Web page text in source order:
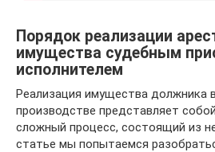
Порядок реализации
имущества судебным
исполнителем
Реализация имущества должника
производстве представляет
сложный процесс, состоящий из
статье мы попытаемся